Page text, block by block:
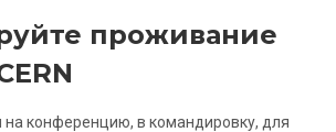
проживание
на конференцию, в командировку, для